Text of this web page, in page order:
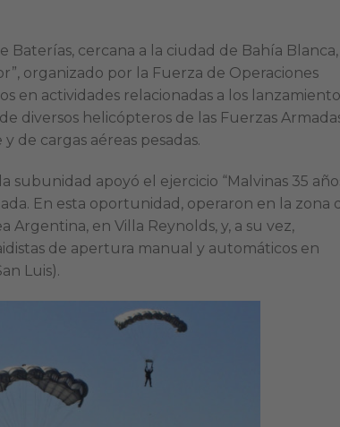
Baterías, cercana a la ciudad de Bahía
organizado por la Fuerza de Operaciones
en actividades relacionadas a los
diversos helicópteros de las Fuerzas
de cargas aéreas pesadas.
apoyó el ejercicio “Malvinas 35
En esta oportunidad, operaron en la zona
en Villa Reynolds, y, a su vez,
de apertura manual y automáticos en
Luis).